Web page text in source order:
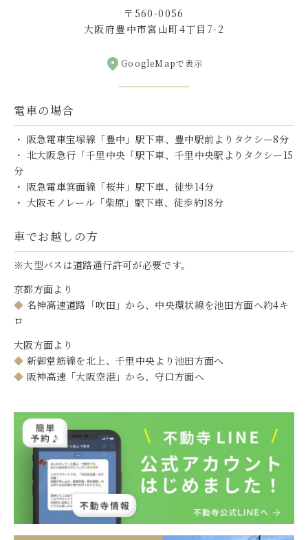
〒560-0056
大阪府豊中市宮山町4丁目7-2
GoogleMapで表示
電車の場合
・ 阪急電車宝塚線「豊中」駅下車、豊中駅前よりタクシー8分
・ 北大阪急行「千里中央「駅下車、千里中央駅よりタクシー15
分
・ 阪急電車箕面線「桜井」駅下車、徒歩14分
・ 大阪モノレール「柴原」駅下車、徒歩約18分
車でお越しの方
※大型バスは道路通行許可が必要です。
◆ 名神高速道路「吹田」から、中央環状線を池田方面へ約4キ
ロ
◆
◆ 阪神高速「大阪空港」から、守口方面へ